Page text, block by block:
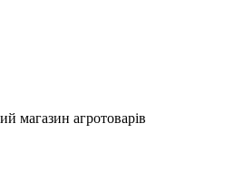
магазин агротоварів